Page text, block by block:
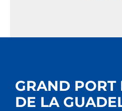
GRAND PORT
DE LA